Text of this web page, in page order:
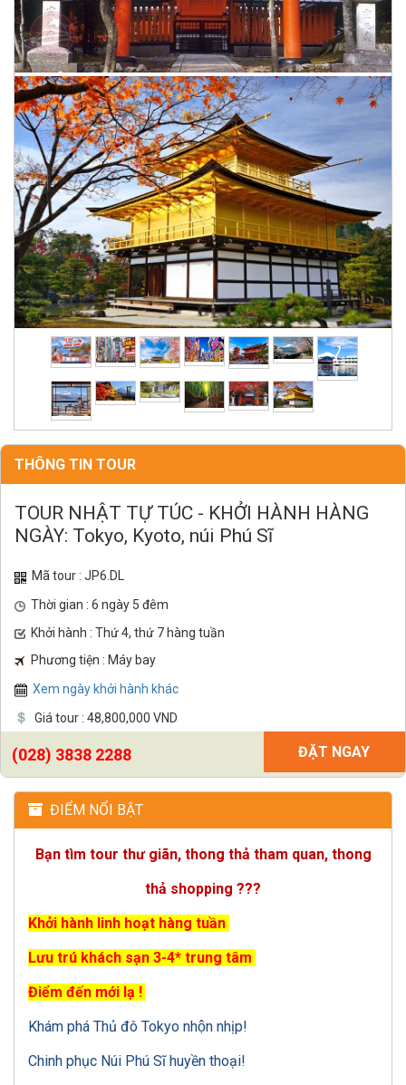
THÔNG TIN TOUR
TOUR NHẬT TỰ TÚC - KHỞI HÀNH HÀNG
NGÀY: Tokyo, Kyoto, núi Phú Sĩ
Mã tour : JP6.DL
Thời gian : 6 ngày 5 đêm
Khởi hành : Thứ 4, thứ 7 hàng tuần
Phương tiện : Máy bay
Xem ngày khởi hành khác
Giá tour : 48,800,000 VND
(028) 3838 2288 ĐẶT NGAY
ĐIỂM NỔI BẬT
Bạn tìm tour thư giãn, thong thả tham quan, thong
thả shopping ???
Khởi hành linh hoạt hàng tuần
Lưu trú khách sạn 3-4* trung tâm
Điểm đến mới lạ !
Khám phá Thủ đô Tokyo nhộn nhịp!
Chinh phục Núi Phú Sĩ huyền thoại!